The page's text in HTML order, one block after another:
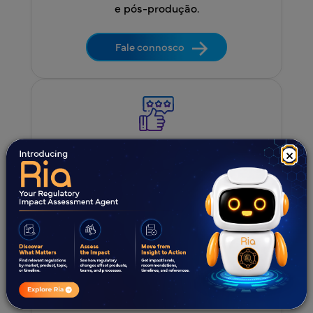
×
e pós-produção.
Fale connosco
Estabelecimento de um sistema de
monitorização para as fases de produção
e pós-produção.
Fale connosco